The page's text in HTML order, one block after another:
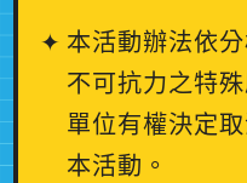
本活動辦法依
不可抗力之特
單位有權決定
本活動。